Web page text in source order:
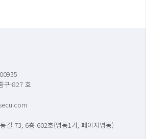
구-827 호
길 73, 6층 602호(명동1가, 페이지명동)